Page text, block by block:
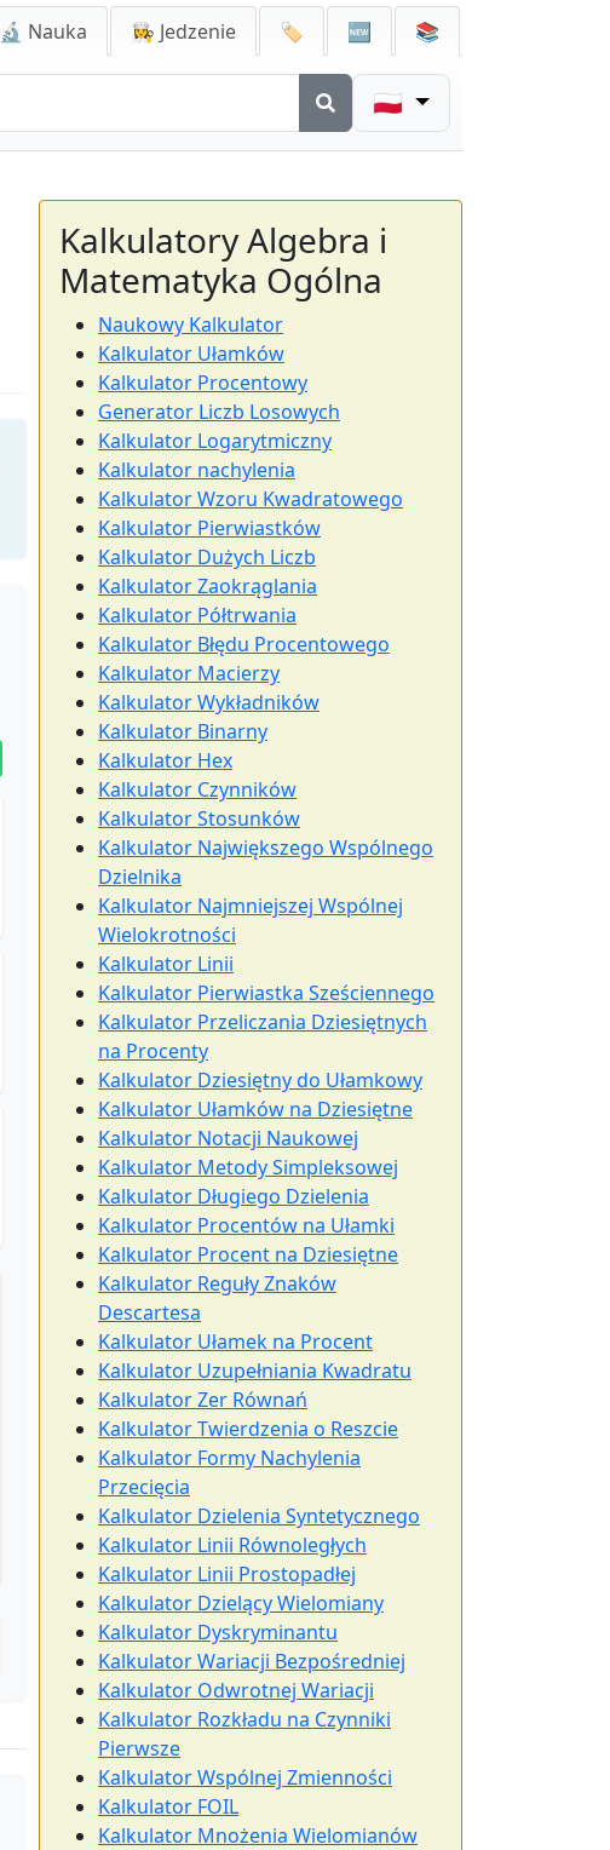
🔬 Nauka 👩‍🍳 Jedzenie 🏷️ 🆕 📚
🇵🇱
Kalkulatory Algebra i
Matematyka Ogólna
Naukowy Kalkulator
Kalkulator Ułamków
Kalkulator Procentowy
Generator Liczb Losowych
Kalkulator Logarytmiczny
Kalkulator nachylenia
Kalkulator Wzoru Kwadratowego
Kalkulator Pierwiastków
Kalkulator Dużych Liczb
Kalkulator Zaokrąglania
Kalkulator Półtrwania
Kalkulator Błędu Procentowego
Kalkulator Macierzy
Kalkulator Wykładników
Kalkulator Binarny
Kalkulator Hex
Kalkulator Czynników
Kalkulator Stosunków
Kalkulator Największego Wspólnego
Dzielnika
Kalkulator Najmniejszej Wspólnej
Wielokrotności
Kalkulator Linii
Kalkulator Pierwiastka Sześciennego
Kalkulator Przeliczania Dziesiętnych
na Procenty
Kalkulator Dziesiętny do Ułamkowy
Kalkulator Ułamków na Dziesiętne
Kalkulator Notacji Naukowej
Kalkulator Metody Simpleksowej
Kalkulator Długiego Dzielenia
Kalkulator Procentów na Ułamki
Kalkulator Procent na Dziesiętne
Kalkulator Reguły Znaków
Descartesa
Kalkulator Ułamek na Procent
Kalkulator Uzupełniania Kwadratu
Kalkulator Zer Równań
Kalkulator Twierdzenia o Reszcie
Kalkulator Formy Nachylenia
Przecięcia
Kalkulator Dzielenia Syntetycznego
Kalkulator Linii Równoległych
Kalkulator Linii Prostopadłej
Kalkulator Dzielący Wielomiany
Kalkulator Dyskryminantu
Kalkulator Wariacji Bezpośredniej
Kalkulator Odwrotnej Wariacji
Kalkulator Rozkładu na Czynniki
Pierwsze
Kalkulator Wspólnej Zmienności
Kalkulator FOIL
Kalkulator Mnożenia Wielomianów